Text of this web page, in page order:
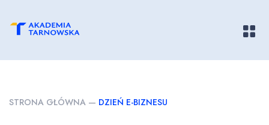
STRONA GŁÓWNA — DZIEŃ E-BIZNESU